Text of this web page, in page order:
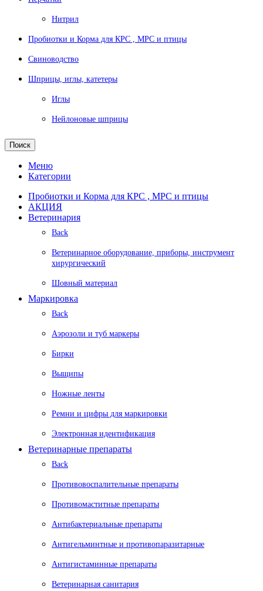
Нитрил
Пробиотки и Корма для КРС , МРС и птицы
Свиноводство
Шприцы, иглы, катетеры
Иглы
Нейлоновые шприцы
Поиск
Меню
Категории
Пробиотки и Корма для КРС , МРС и птицы
АКЦИЯ
Ветеринария
Back
Ветеринарное оборудование, приборы, инструмент
хирургический
Шовный материал
Маркировка
Back
Аэрозоли и туб маркеры
Бирки
Выщипы
Ножные ленты
Ремни и цифры для маркировки
Электронная идентификация
Ветеринарные препараты
Back
Противовоспалительные препараты
Противомаститные препараты
Антибактериальные препараты
Антигельминтные и противопаразитарные
Антигистаминные препараты
Ветеринарная санитария